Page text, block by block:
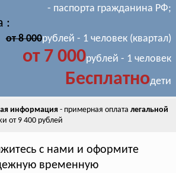
- паспорта гражданина РФ;
:
от 8 000рублей - 1 человек (квартал)
от 7 000рублей - 1 человек
Бесплатнодети
информация- примерная оплата легальной
от 9 400 рублей
с нами и оформите
временную